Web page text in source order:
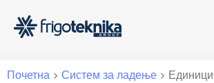
Почетна > Систем за ладење > Единици